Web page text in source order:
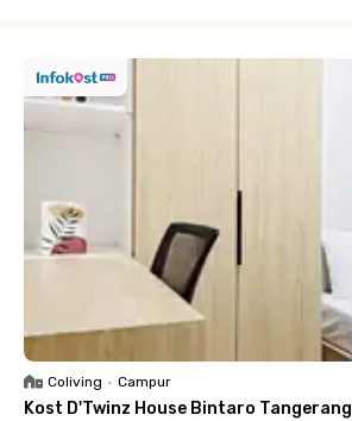
Coliving • Campur
Kost D'Twinz House Bintaro Tangerang